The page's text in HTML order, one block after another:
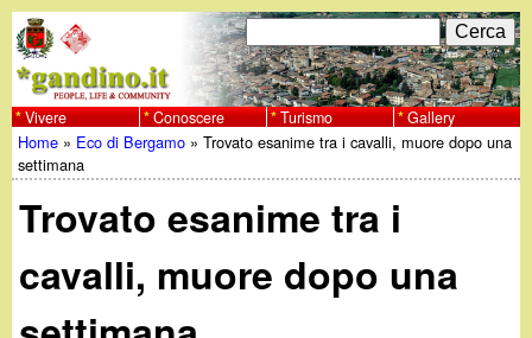
al
contenuto
principale
w
w
w
F
o
r
m
d
i
C
e
r
c
a
Vivere Conoscere Turismo Gallery
Tu
sei
qui
Home » Eco di Bergamo »Trovato esanime tra i cavalli, muore dopo una
settimana
Trovato esanime tra i
cavalli, muore dopo una